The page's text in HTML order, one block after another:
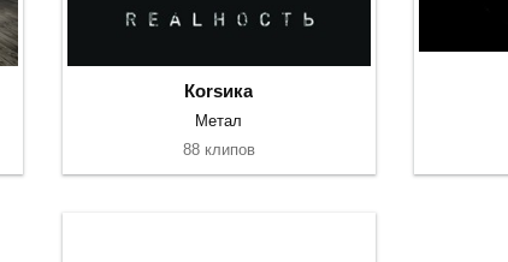
Коrsика
Метал
88 клипов